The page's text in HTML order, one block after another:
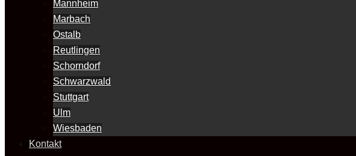
Mannheim
Marbach
Ostalb
Reutlingen
Schorndorf
Schwarzwald
Stuttgart
Ulm
Wiesbaden
Kontakt